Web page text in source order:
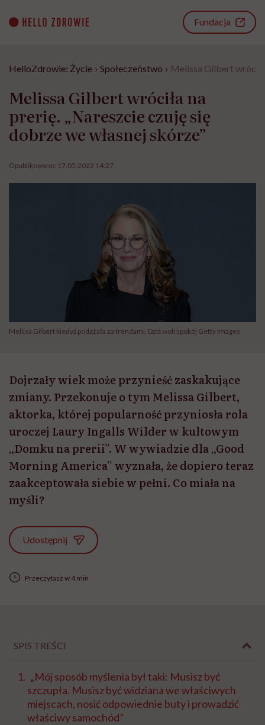
content
Fundacja
HelloZdrowie: Życie › Społeczeństwo › Melissa Gilbert
Melissa Gilbert wróciła na
prerię. „Nareszcie czuję się
dobrze we własnej skórze”
Opublikowano: 17.05.2022 14:27
Mellisa Gilbert kiedyś podążała za trendami. Dziś woli spokój Getty Images
Dojrzały wiek może przynieść zaskakujące
zmiany. Przekonuje o tym Melissa Gilbert,
aktorka, której popularność przyniosła rola
uroczej Laury Ingalls Wilder w kultowym
„Domku na prerii”. W wywiadzie dla „Good
Morning America” wyznała, że dopiero teraz
zaakceptowała siebie w pełni. Co miała na
myśli?
Udostępnij
Przeczytasz w 4 min
SPIS TREŚCI
„Mój sposób myślenia był taki: Musisz być
szczupła. Musisz być widziana we właściwych
miejscach, nosić odpowiednie buty i prowadzić
właściwy samochód”